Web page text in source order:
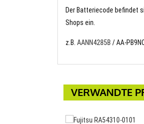
Der Batteriecode befindet
Shops ein.
z.B. AANN4285B / AA-
VERWANDTE